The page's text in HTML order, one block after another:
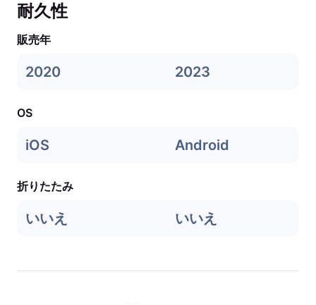
耐久性
販売年
2020 2023
OS
iOS Android
折りたたみ
いいえ いいえ